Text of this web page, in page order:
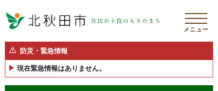
メニュー
防災・緊急情報
現在緊急情報はありません。